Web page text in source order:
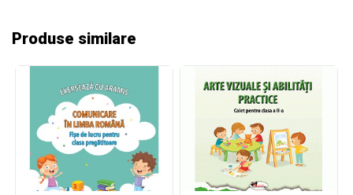
Produse similare